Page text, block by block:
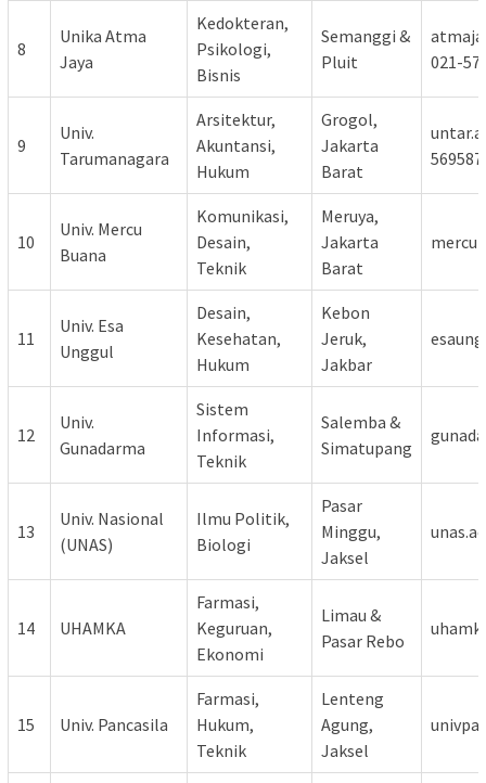
8
Unika Atma
Jaya
Kedokteran,
Psikologi,
Bisnis
Semanggi &
Pluit
021-
9
Univ.
Tarumanagara
Arsitektur,
Akuntansi,
Hukum
Grogol,
Jakarta
Barat
10
Univ. Mercu
Buana
Komunikasi,
Desain,
Teknik
Meruya,
Jakarta
Barat
11
Univ. Esa
Unggul
Desain,
Kesehatan,
Hukum
Kebon
Jeruk,
Jakbar
12
Univ.
Gunadarma
Sistem
Informasi,
Teknik
Salemba &
Simatupang
13
Univ. Nasional
(UNAS)
Ilmu Politik,
Biologi
Pasar
Minggu,
Jaksel
14 UHAMKA
Farmasi,
Keguruan,
Ekonomi
Limau &
Pasar Rebo
15 Univ. Pancasila
Farmasi,
Hukum,
Teknik
Lenteng
Agung,
Jaksel